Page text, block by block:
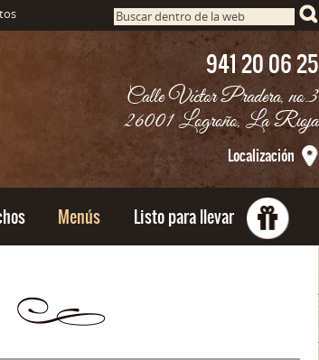
B
u
941 20 06 25
Calle Víctor Pradera, no.3
26001 Logroño, La Rioja
Localización
Menús Listo para llevar